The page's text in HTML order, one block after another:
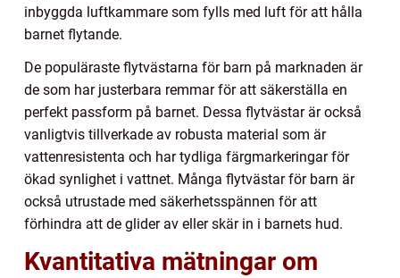
inbyggda luftkammare som fylls med luft för att hålla
barnet flytande.
De populäraste flytvästarna för barn på marknaden är
de som har justerbara remmar för att säkerställa en
perfekt passform på barnet. Dessa flytvästar är också
vanligtvis tillverkade av robusta material som är
vattenresistenta och har tydliga färgmarkeringar för
ökad synlighet i vattnet. Många flytvästar för barn är
också utrustade med säkerhetsspännen för att
förhindra att de glider av eller skär in i barnets hud.
Kvantitativa mätningar om